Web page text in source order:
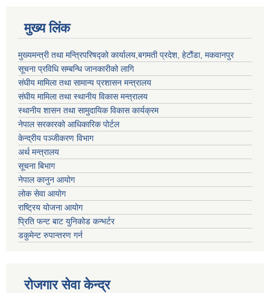
मुख्य लिंक
मुख्यमन्त्री तथा मन्त्रिपरिषद्को कार्यालय,बगमती प्रदेश, हेटौंडा, मकवानपुर
सूचना प्रविधि सम्बन्धि जानकारीको लागि
संघीय मामिला तथा सामान्य प्रशासन मन्त्रालय
संघीय मामिला तथा स्थानीय विकास मन्त्रालय
स्थानीय शासन तथा सामुदायिक विकास कार्यक्रम
नेपाल सरकारको आधिकारिक पोर्टल
केन्द्रीय पञ्जीकरण विभाग
अर्थ मन्त्रालय
सूचना बिभाग
नेपाल कानुन आयोग
लोक सेवा आयोग
राष्ट्रिय योजना आयोग
प्रिति फन्ट बाट युनिकोड कन्भर्टर
डकुमेन्ट रुपान्तरण गर्न
रोजगार सेवा केन्द्र